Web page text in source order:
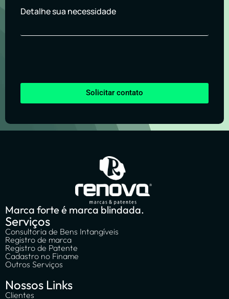
Detalhe sua necessidade
Solicitar contato
Marca forte é marca blindada.
Serviços
Consultoria de Bens Intangíveis
Registro de marca
Registro de Patente
Cadastro no Finame
Outros Serviços
Nossos Links
Clientes